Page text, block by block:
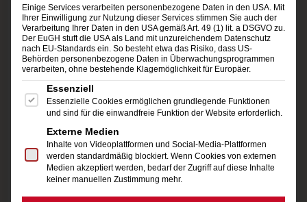
Anleihen sowie börsengehandelten Indexfonds
und auf anderen Märkten teilnehmen. Haben
Sie das richtige Händchen, können Sie hier eine
gute Rendite erzielen. Der Handel erfolgt
außerhalb der Börse, dennnoch sind CFDs
verschiedene Finanzaufsichtsbehörden
überwacht. Die Gewinne werden von den
Finanzbehörden wie Erträge aus
Einige Services verarbeiten personenbezogene Daten in den USA. Mit
Ihrer Einwilligung zur Nutzung dieser Services stimmen Sie auch der
Verarbeitung Ihrer Daten in den USA gemäß Art. 49 (1) lit. a DSGVO zu.
Der EuGH stuft die USA als Land mit unzureichendem Datenschutz
nach EU-Standards ein. So besteht etwa das Risiko, dass US-
Behörden personenbezogene Daten in Überwachungsprogrammen
verarbeiten, ohne bestehende Klagemöglichkeit für Europäer.
Es folgt eine Liste der Service-Gruppen, für die eine
Essenziell
Essenzielle Cookies ermöglichen grundlegende Funktionen
und sind für die einwandfreie Funktion der Website erforderlich.
Externe Medien
Inhalte von Videoplattformen und Social-Media-Plattformen
werden standardmäßig blockiert. Wenn Cookies von externen
Medien akzeptiert werden, bedarf der Zugriff auf diese Inhalte
keiner manuellen Zustimmung mehr.